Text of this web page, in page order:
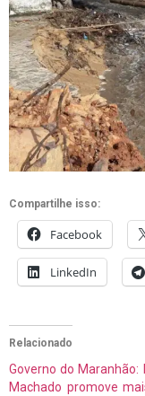
Compartilhe isso:
Facebook
LinkedIn
Relacionado
Governo do Maranhão:
Machado promove